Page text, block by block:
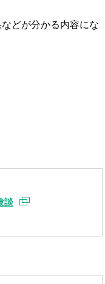
どが分かる内容にな
談